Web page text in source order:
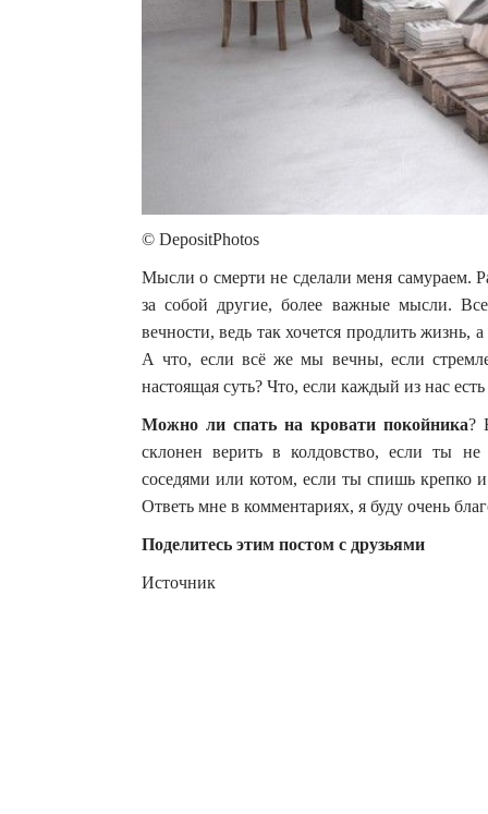
© DepositPhotos
Мысли о смерти не сделали меня самураем.
за собой другие, более важные мысли.
вечности, ведь так хочется продлить жизнь,
А что, если всё же мы вечны, если
настоящая суть? Что, если каждый из нас
Можно ли спать на кровати покойника?
склонен верить в колдовство, если ты
соседями или котом, если ты спишь
Ответь мне в комментариях, я буду очень
Поделитесь этим постом с друзьями
Источник